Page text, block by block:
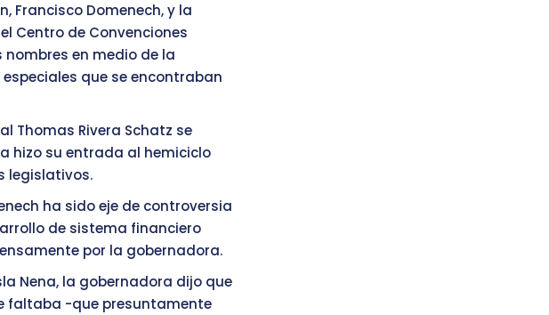
Francisco Domenech, y la
Centro de Convenciones
nombres en medio de la
que se encontraban
Thomas Rivera Schatz se
hizo su entrada al hemiciclo
legislativos.
ha sido eje de controversia
de sistema financiero
por la gobernadora.
Nena, la gobernadora dijo que
faltaba -que presuntamente